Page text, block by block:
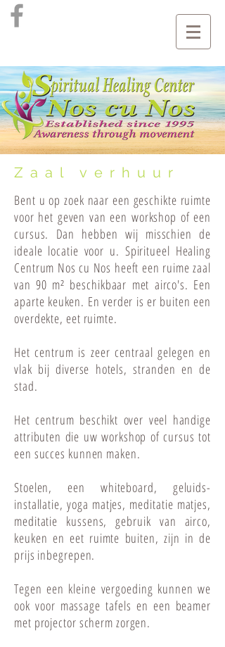
Zaal verhuur
Bent u op zoek naar een geschikte ruimte
voor het geven van een workshop of een
cursus. Dan hebben wij misschien de
ideale locatie voor u. Spiritueel Healing
Centrum Nos cu Nos heeft een ruime zaal
van 90 m² beschikbaar met airco's. Een
aparte keuken. En verder is er buiten een
overdekte, eet ruimte.
Het centrum is zeer centraal gelegen en
vlak bij diverse hotels, stranden en de
stad.
Het centrum beschikt over veel handige
attributen die uw workshop of cursus tot
een succes kunnen maken.
Stoelen, een whiteboard, geluids-
installatie, yoga matjes, meditatie matjes,
meditatie kussens, gebruik van airco,
keuken en eet ruimte buiten, zijn in de
prijs inbegrepen.
Tegen een kleine vergoeding kunnen we
ook voor massage tafels en een beamer
met projector scherm zorgen.